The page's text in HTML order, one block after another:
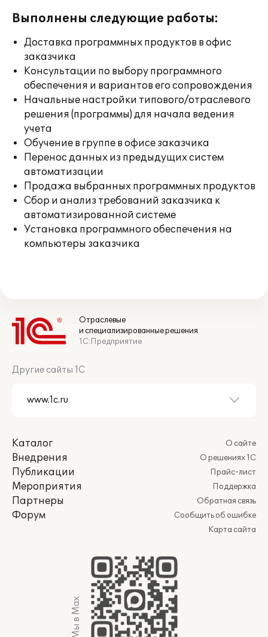
Выполнены следующие работы:
Доставка программных продуктов в офис
заказчика
Консультации по выбору программного
обеспечения и вариантов его сопровождения
Начальные настройки типового/отраслевого
решения (программы) для начала ведения
учета
Обучение в группе в офисе заказчика
Перенос данных из предыдущих систем
автоматизации
Продажа выбранных программных продуктов
Сбор и анализ требований заказчика к
автоматизированной системе
Установка программного обеспечения на
компьютеры заказчика
Отраслевые
и специализированные решения
1С:Предприятие
Другие сайты 1С
Каталог
Внедрения
Публикации
Мероприятия
Партнеры
Форум
О сайте
О решениях 1С
Прайс-лист
Поддержка
Обратная связь
Сообщить об ошибке
Карта сайта
Мы в Max